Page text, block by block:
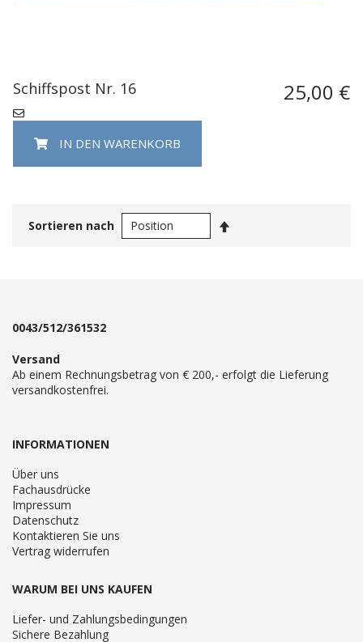
Schiffspost Nr. 16 25,00 €
IN DEN WARENKORB
Sortieren nach
0043/512/361532
Versand
Ab einem Rechnungsbetrag von € 200,- erfolgt die Lieferung
versandkostenfrei.
INFORMATIONEN
Über uns
Fachausdrücke
Impressum
Datenschutz
Kontaktieren Sie uns
Vertrag widerrufen
WARUM BEI UNS KAUFEN
Liefer- und Zahlungsbedingungen
Sichere Bezahlung